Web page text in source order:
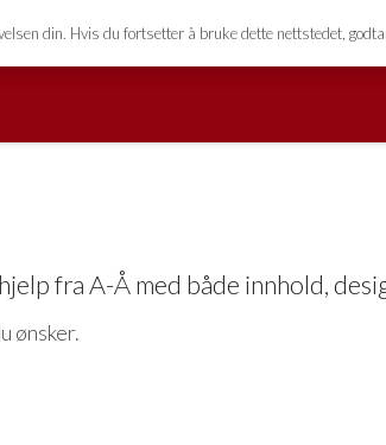
fra A-Å med både innhold,
ønsker.
din. Hvis du fortsetter å bruke dette nettstedet,